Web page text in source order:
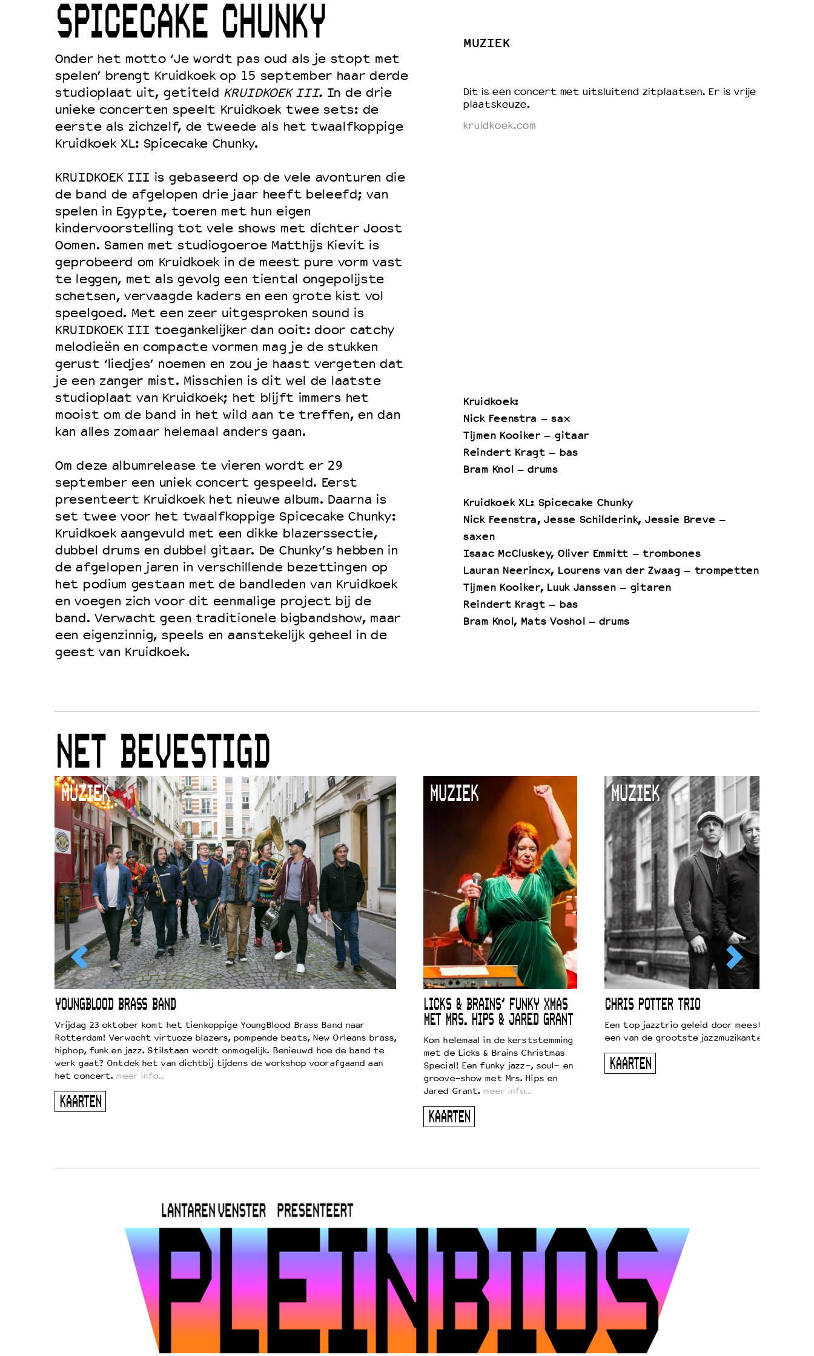
Duurzaamheid
Culturele boycot Israël
Ruimte voor artistieke vrijheid – VNPF
SPICECAKE CHUNKY
Onder het motto ‘Je wordt pas oud als je stopt met
spelen’ brengt Kruidkoek op 15 september haar derde
studioplaat uit, getiteld KRUIDKOEK III. In de drie
unieke concerten speelt Kruidkoek twee sets: de
eerste als zichzelf, de tweede als het twaalfkoppige
Kruidkoek XL: Spicecake Chunky.
KRUIDKOEK III is gebaseerd op de vele avonturen die
de band de afgelopen drie jaar heeft beleefd; van
spelen in Egypte, toeren met hun eigen
kindervoorstelling tot vele shows met dichter Joost
Oomen. Samen met studiogoeroe Matthijs Kievit is
geprobeerd om Kruidkoek in de meest pure vorm vast
te leggen, met als gevolg een tiental ongepolijste
schetsen, vervaagde kaders en een grote kist vol
speelgoed. Met een zeer uitgesproken sound is
KRUIDKOEK III toegankelijker dan ooit: door catchy
melodieën en compacte vormen mag je de stukken
gerust ‘liedjes’ noemen en zou je haast vergeten dat
je een zanger mist. Misschien is dit wel de laatste
studioplaat van Kruidkoek; het blijft immers het
mooist om de band in het wild aan te treffen, en dan
kan alles zomaar helemaal anders gaan.
Om deze albumrelease te vieren wordt er 29
september een uniek concert gespeeld. Eerst
presenteert Kruidkoek het nieuwe album. Daarna is
set twee voor het twaalfkoppige Spicecake Chunky:
Kruidkoek aangevuld met een dikke blazerssectie,
dubbel drums en dubbel gitaar. De Chunky’s hebben in
de afgelopen jaren in verschillende bezettingen op
het podium gestaan met de bandleden van Kruidkoek
en voegen zich voor dit eenmalige project bij de
band. Verwacht geen traditionele bigbandshow, maar
een eigenzinnig, speels en aanstekelijk geheel in de
geest van Kruidkoek.
MUZIEK
Dit is een concert met uitsluitend zitplaatsen. Er is vrije
plaatskeuze.
kruidkoek.com
Kruidkoek:
Nick Feenstra – sax
Tijmen Kooiker – gitaar
Reindert Kragt – bas
Bram Knol – drums
Kruidkoek XL: Spicecake Chunky
Nick Feenstra, Jesse Schilderink, Jessie Breve –
saxen
Isaac McCluskey, Oliver Emmitt – trombones
Lauran Neerincx, Lourens van der Zwaag – trompetten
Tijmen Kooiker, Luuk Janssen – gitaren
Reindert Kragt – bas
Bram Knol, Mats Voshol – drums
NET BEVESTIGD
MUZIEK
YOUNGBLOOD BRASS BAND
Vrijdag 23 oktober komt het tienkoppige YoungBlood Brass Band naar
Rotterdam! Verwacht virtuoze blazers, pompende beats, New Orleans brass,
hiphop, funk en jazz. Stilstaan wordt onmogelijk. Benieuwd hoe de band te
werk gaat? Ontdek het van dichtbij tijdens de workshop voorafgaand aan
het concert. meer info…
KAARTEN
MUZIEK
LICKS & BRAINS’ FUNKY XMAS
MET MRS. HIPS & JARED GRANT
Kom helemaal in de kerststemming
met de Licks & Brains Christmas
Special! Een funky jazz-, soul- en
groove-show met Mrs. Hips en
Jared Grant. meer info…
KAARTEN
MUZIEK
CHRIS POTTER TRIO
Een top jazztrio geleid door
een van de grootste jazzmuzikanten van zijn
KAARTEN